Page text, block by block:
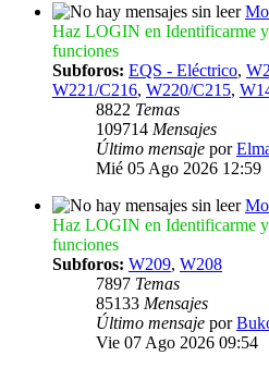
Haz LOGIN en Identificarme y
funciones
Subforos: EQS - Eléctrico,
W221/C216, W220/C215,
8822 Temas
109714 Mensajes
Último mensaje por
Mié 05 Ago 2026 12:59
Haz LOGIN en Identificarme y
funciones
Subforos: W209, W208
7897 Temas
85133 Mensajes
Último mensaje por
Vie 07 Ago 2026 09:54